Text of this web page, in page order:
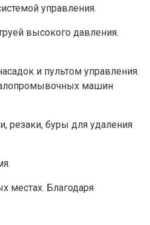
управления.
высокого давления.
и пультом управления.
машин
резаки, буры для удаления
местах. Благодаря